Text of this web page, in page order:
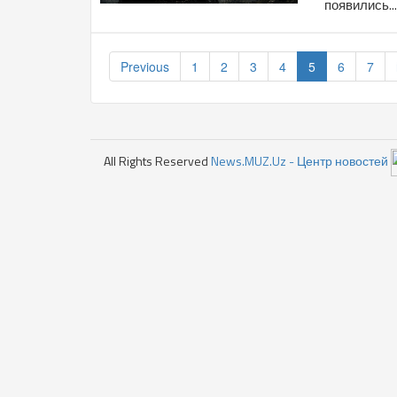
появились...
Previous 1 2 3 4 5 6 7
All Rights ReservedNews.MUZ.Uz - Центр новостей